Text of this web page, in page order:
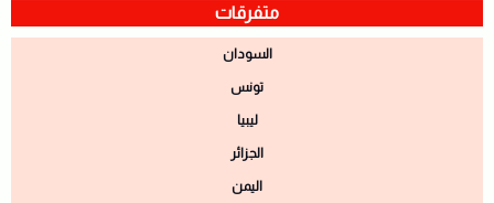
متفرقات
السودان
تونس
ليبيا
الجزائر
اليمن